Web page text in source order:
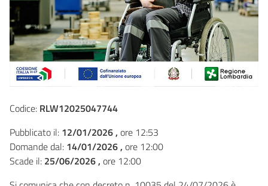
Codice: RLW12025047744
Pubblicato il: 12/01/2026 , ore 12:53
Domande dal: 14/01/2026 , ore 12:00
Scade il: 25/06/2026 , ore 12:00